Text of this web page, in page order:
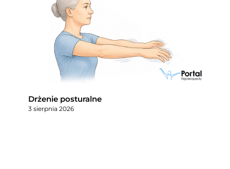
Drżenie posturalne
3 sierpnia 2026